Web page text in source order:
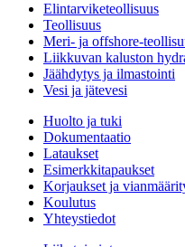
Elintarviketeollisuus
Teollisuus
Meri- ja offshore-
Liikkuvan kaluston
Jäähdytys ja ilmastointi
Vesi ja jätevesi
Huolto ja tuki
Dokumentaatio
Lataukset
Esimerkkitapaukset
Korjaukset ja
Koulutus
Yhteystiedot